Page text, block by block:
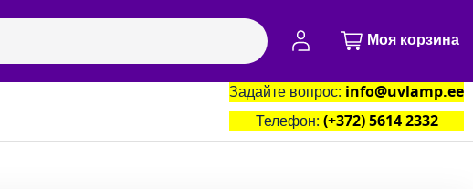
Моя учётная запись
Моя корзина
Задайте вопрос: info@uvlamp.ee
Телефон: (+372) 5614 2332